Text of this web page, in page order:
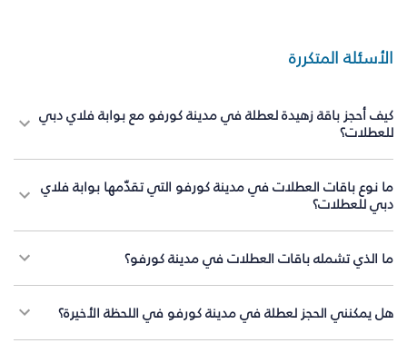
الأسئلة المتكررة
كيف أحجز باقة زهيدة لعطلة في مدينة كورفو مع بوابة فلاي دبي
للعطلات؟
ما نوع باقات العطلات في مدينة كورفو التي تقدّمها بوابة فلاي
دبي للعطلات؟
ما الذي تشمله باقات العطلات في مدينة كورفو؟
هل يمكنني الحجز لعطلة في مدينة كورفو في اللحظة الأخيرة؟